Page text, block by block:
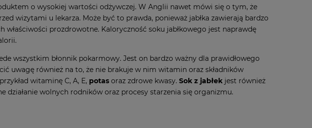
o wysokiej wartości odżywczej. W Anglii nawet mówi się o tym, że
wizytami u lekarza. Może być to prawda, ponieważ jabłka zawierają bardzo
prozdrowotne. Kaloryczność soku jabłkowego jest naprawdę
wszystkim błonnik pokarmowy. Jest on bardzo ważny dla prawidłowego
uwagę również na to, że nie brakuje w nim witamin oraz składników
witaminę C, A, E, potas oraz zdrowe kwasy. Sok z jabłek jest również
działanie wolnych rodników oraz procesy starzenia się organizmu.